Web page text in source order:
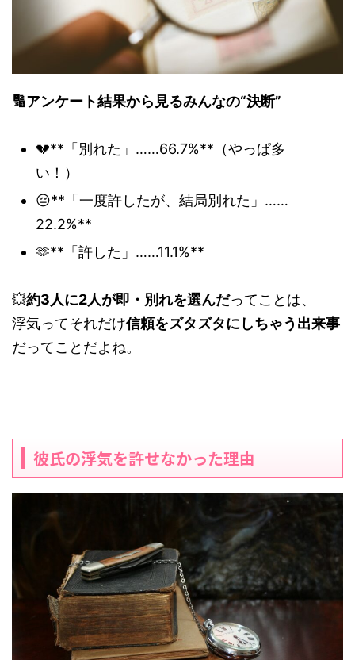
🔢アンケート結果から見るみんなの“決断”
💔**「別れた」……66.7%**（やっぱ多
い！）
😔**「一度許したが、結局別れた」……
22.2%**
🫶**「許した」……11.1%**
💥約3人に2人が即・別れを選んだってことは、
浮気ってそれだけ信頼をズタズタにしちゃう出来事
だってことだよね。
彼氏の浮気を許せなかった理由